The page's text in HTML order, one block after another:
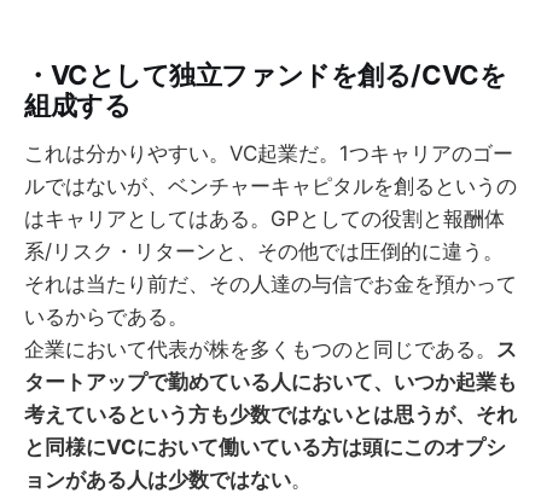
・VCとして独立ファンドを創る/CVCを
組成する
これは分かりやすい。VC起業だ。1つキャリアのゴー
ルではないが、ベンチャーキャピタルを創るというの
はキャリアとしてはある。GPとしての役割と報酬体
系/リスク・リターンと、その他では圧倒的に違う。
それは当たり前だ、その人達の与信でお金を預かって
いるからである。
企業において代表が株を多くもつのと同じである。 ス
タートアップで勤めている人において、いつか起業も
考えているという方も少数ではないとは思うが、それ
と同様にVCにおいて働いている方は頭にこのオプシ
ョンがある人は少数ではない。